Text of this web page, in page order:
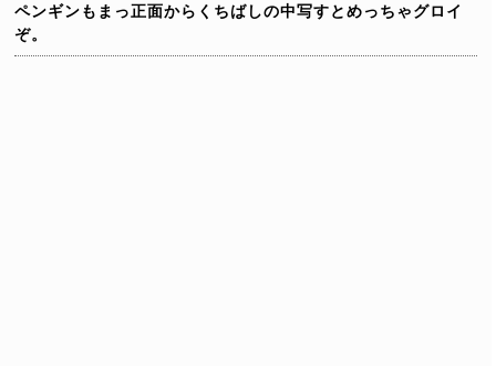
ペンギンもまっ正面からくちばしの中写すとめっちゃグロイ
ぞ。